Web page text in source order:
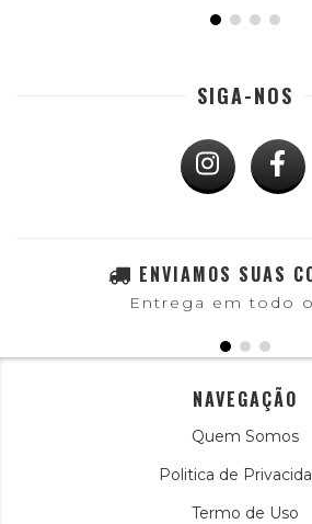
SIGA-NOS
ENVIAMOS SUAS
Entrega em todo
NAVEGAÇÃO
Quem Somos
Politica de
Termo de Uso